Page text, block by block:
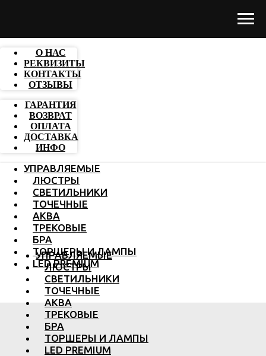
О НАС
РЕКВИЗИТЫ
КОНТАКТЫ
ОТЗЫВЫ
ГАРАНТИЯ
ВОЗВРАТ
ОПЛАТА
ДОСТАВКА
ИНФО
УПРАВЛЯЕМЫЕ
ЛЮСТРЫ
СВЕТИЛЬНИКИ
ТОЧЕЧНЫЕ
АКВА
ТРЕКОВЫЕ
БРА
ТОРШЕРЫ И ЛАМПЫ
LED PREMIUM
УПРАВЛЯЕМЫЕ
ЛЮСТРЫ
СВЕТИЛЬНИКИ
ТОЧЕЧНЫЕ
АКВА
ТРЕКОВЫЕ
БРА
ТОРШЕРЫ И ЛАМПЫ
LED PREMIUM